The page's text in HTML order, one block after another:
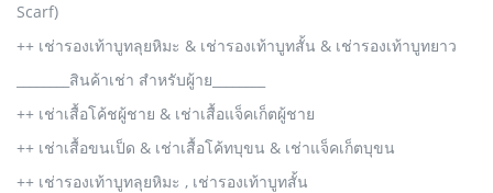
Scarf)
++ เช่ารองเท้าบูทลุยหิมะ & เช่ารองเท้าบูทสั้น & เช่ารองเท้าบูทยาว
________สินค้าเช่า สำหรับผู้าย________
++ เช่าเสื้อโค้ชผู้ชาย & เช่าเสื้อแจ็คเก็ตผู้ชาย
++ เช่าเสื้อขนเป็ด & เช่าเสื้อโค้ทบุขน & เช่าแจ็คเก็ตบุขน
++ เช่ารองเท้าบูทลุยหิมะ , เช่ารองเท้าบูทสั้น